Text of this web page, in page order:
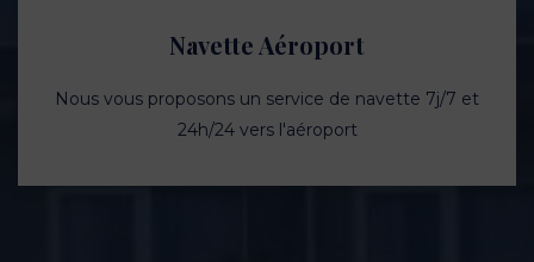
Navette Aéroport
Nous vous proposons un service de navette 7j/7 et
24h/24 vers l'aéroport